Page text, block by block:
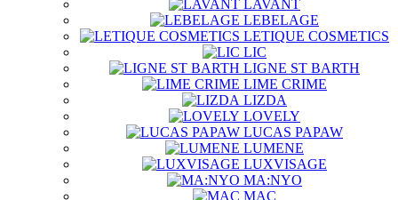
LAVANT
LEBELAGE
LETIQUE COSMETICS
LIC
LIGNE ST BARTH
LIME CRIME
LIZDA
LOVELY
LUCAS PAPAW
LUMENE
LUXVISAGE
MA:NYO
MAC